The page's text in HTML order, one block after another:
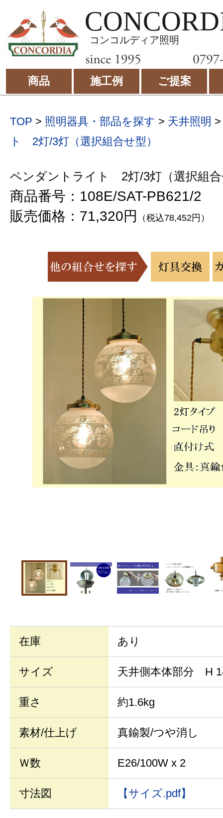
コンコルディア照明
商品 施工例 ご提案
TOP > 照明器具・部品を探す > 天井照明
ト 2灯/3灯（選択組合せ型）
ペンダントライト 2灯/3灯（選択組
商品番号：108E/SAT-PB621/2
販売価格：71,320円
（税込78,452円）
在庫 あり
サイズ 天井側本体部分 H
重さ 約1.6kg
素材/仕上げ 真鍮製/つや消し
Ｗ数 E26/100W x 2
寸法図 【サイズ.pdf】